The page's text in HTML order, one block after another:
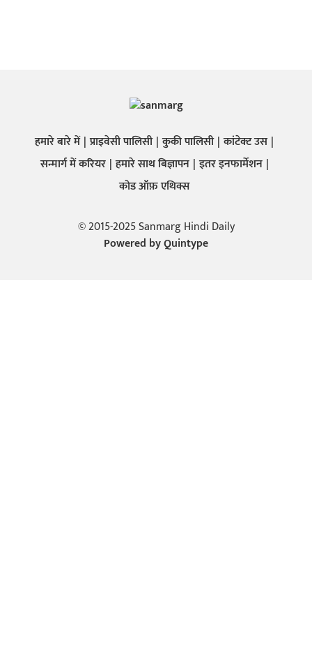
हमारे बारे में प्राइवेसी पालिसी कुकी पालिसी कांटेक्ट उस
सन्मार्ग में करियर हमारे साथ बिज्ञापन इतर इनफार्मेशन
कोड ऑफ़ एथिक्स
© 2015-2025 Sanmarg Hindi Daily
Powered byQuintype